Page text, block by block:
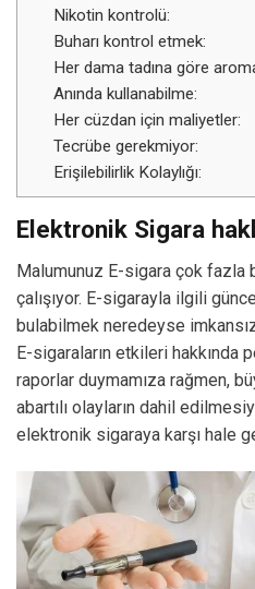
Nikotin kontrolü:
Buharı kontrol etmek:
Her dama tadına göre
Anında kullanabilme:
Her cüzdan için maliyetler:
Tecrübe gerekmiyor:
Erişilebilirlik Kolaylığı:
Elektronik Sigara
Malumunuz E-sigara çok fazla
çalışıyor. E-sigarayla ilgili
bulabilmek neredeyse
E-sigaraların etkileri hakkında
raporlar duymamıza rağmen,
abartılı olayların dahil
elektronik sigaraya karşı hale